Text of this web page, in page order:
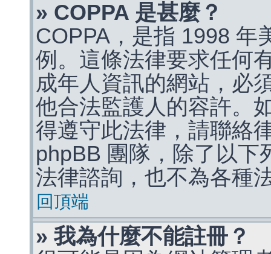
» COPPA 是甚麼？
COPPA，是指 1998 年
例。這條法律要求任何
成年人資訊的網站，必
他合法監護人的容許。
得遵守此法律，請聯絡
phpBB 團隊，除了以下
法律諮詢，也不為各種
回頂端
» 我為什麼不能註冊？